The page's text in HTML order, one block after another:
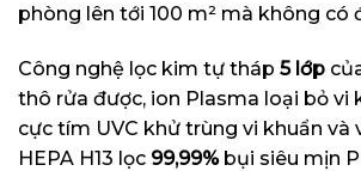
phòng lên tới 100 m² mà không có
Công nghệ lọc kim tự tháp 5 lớp
thô rửa được, ion Plasma loại bỏ vi
cực tím UVC khử trùng vi khuẩn và
HEPA H13 lọc 99,99%bụi siêu mịn